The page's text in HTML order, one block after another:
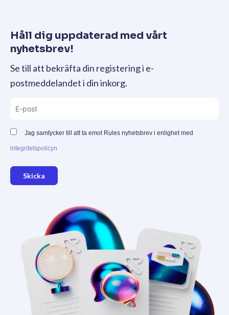
Håll dig uppdaterad med vårt
nyhetsbrev!
Se till att bekräfta din registering i e-
postmeddelandet i din inkorg.
Jag samtycker till att ta emot Rules nyhetsbrev i enlighet med
integritetspolicyn
Skicka